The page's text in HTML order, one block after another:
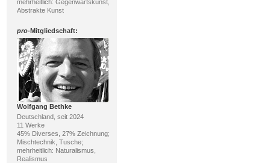
mehrheitlich: Gegenwartskunst,
Abstrakte Kunst
pro-Mitgliedschaft:
Wolfgang Bethke
Deutschland, seit 2024
11 Werke
45% Diverses, 27% Zeichnung;
Mischtechnik, Tusche;
mehrheitlich: Naturalismus,
Realismus